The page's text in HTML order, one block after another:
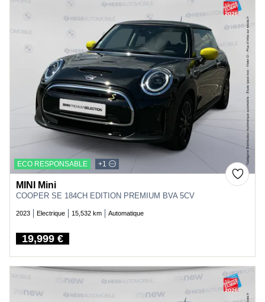
ECO RESPONSABLE +1
MINI Mini
COOPER SE 184CH EDITION PREMIUM BVA 5CV
2023 Electrique 15,532 km Automatique
Price
19,999 €